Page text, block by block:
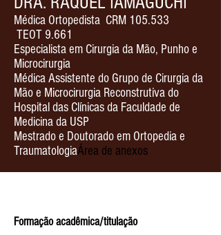
Médica Ortopedista CRM 105.533
TEOT 9.661
Especialista em Cirurgia da Mão, Punho e
Microcirurgia
Médica Assistente do Grupo de Cirurgia da
Mão e Microcirurgia Reconstrutiva do
Hospital das Clínicas da Faculdade de
Medicina da USP
Mestrado e Doutorado em Ortopedia e
TraumatologiaÁrea de anexos
Formação acadêmica/titulação